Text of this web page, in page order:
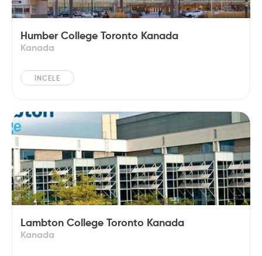
Humber College Toronto Kanada
Kanada
İNCELE
Lambton College Toronto Kanada
Kanada